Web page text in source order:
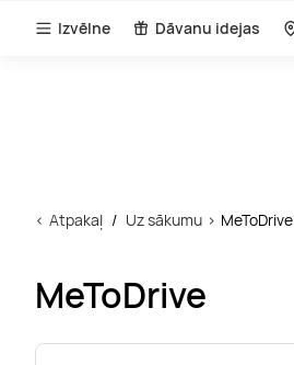
Izvēlne Dāvanu idejas
Atpakaļ Uz sākumu MeToDrive
MeToDrive